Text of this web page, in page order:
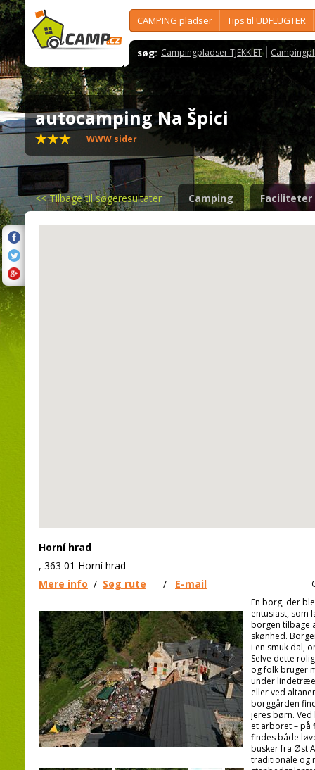
CAMPING pladser Tips til UDFLUGTER
søg: Campingpladser TJEKKIET
autocamping Na Špici
WWW sider
<<Tilbage til søgeresultater Camping Faciliteter
Horní hrad
, 363 01 Horní hrad
Mere info / Søg rute / E-mail
En borg, der
entusiast, som
borgen tilbage
skønhed.
i en smuk dal,
Selve dette
og folk bruger
under
eller ved
borggården
jeres børn.
et arboret – på
findes både
busker fra Øst
traditionale og